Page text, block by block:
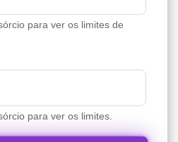
para ver os limites de
para ver os limites.